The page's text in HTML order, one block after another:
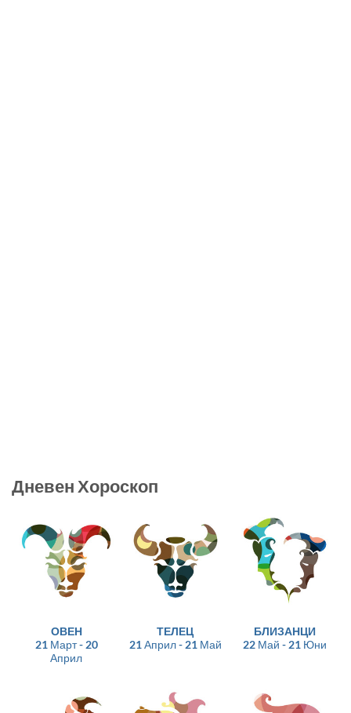
Дневен Хороскоп
ОВЕН
21 Март - 20
Април
ТЕЛЕЦ
21 Април - 21 Май
БЛИЗАНЦИ
22 Май - 21 Юни